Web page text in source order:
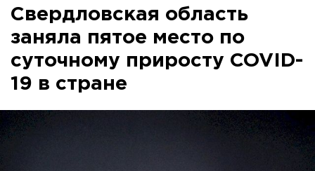
Свердловская область
заняла пятое место по
суточному приросту COVID-
19 в стране